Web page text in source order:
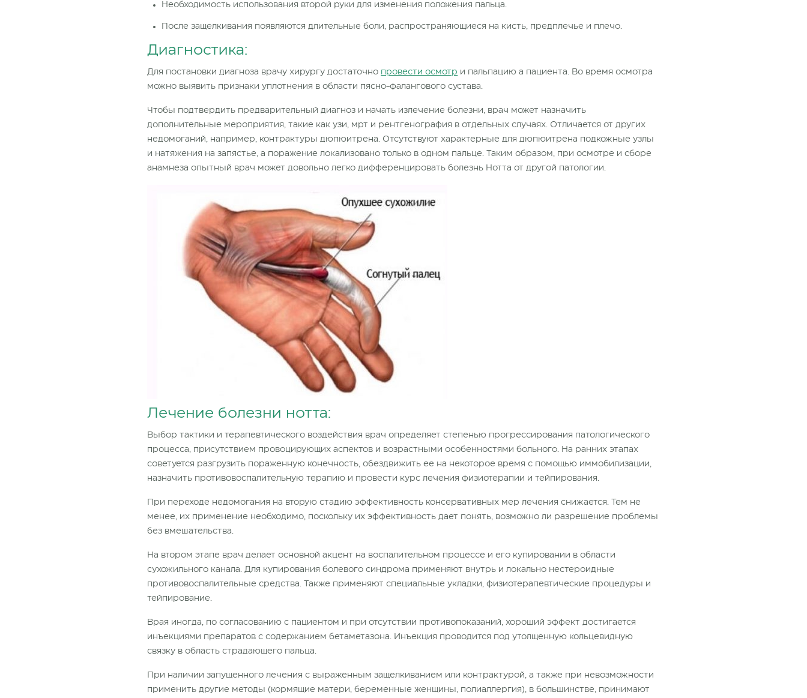
Необходимость использования второй руки для изменения положения пальца.
После защелкивания появляются длительные боли, распространяющиеся на кисть, предплечье и плечо.
Диагностика:
Для постановки диагноза врачу хирургу достаточно провести осмотр и пальпацию а пациента. Во время осмотра
можно выявить признаки уплотнения в области пясно-фалангового сустава.
Чтобы подтвердить предварительный диагноз и начать излечение болезни, врач может назначить
дополнительные мероприятия, такие как узи, мрт и рентгенография в отдельных случаях. Отличается от других
недомоганий, например, контрактуры дюпюитрена. Отсутствуют характерные для дюпюитрена подкожные узлы
и натяжения на запястье, а поражение локализовано только в одном пальце. Таким образом, при осмотре и сборе
анамнеза опытный врач может довольно легко дифференцировать болезнь Нотта от другой патологии.
Лечение болезни нотта:
Выбор тактики и терапевтического воздействия врач определяет степенью прогрессирования патологического
процесса, присутствием провоцирующих аспектов и возрастными особенностями больного. На ранних этапах
советуется разгрузить пораженную конечность, обездвижить ее на некоторое время с помощью иммобилизации,
назначить противовоспалительную терапию и провести курс лечения физиотерапии и тейпирования.
При переходе недомогания на вторую стадию эффективность консервативных мер лечения снижается. Тем не
менее, их применение необходимо, поскольку их эффективность дает понять, возможно ли разрешение проблемы
без вмешательства.
На втором этапе врач делает основной акцент на воспалительном процессе и его купировании в области
сухожильного канала. Для купирования болевого синдрома применяют внутрь и локально нестероидные
противовоспалительные средства. Также применяют специальные укладки, физиотерапевтические процедуры и
тейпирование.
Врая иногда, по согласованию с пациентом и при отсутствии противопоказаний, хороший эффект достигается
инъекциями препаратов с содержанием бетаметазона. Инъекция проводится под утолщенную кольцевидную
связку в область страдающего пальца.
При наличии запущенного лечения с выраженным защелкиванием или контрактурой, а также при невозможности
применить другие методы (кормящие матери, беременные женщины, полиаллергия), в большинстве, принимают